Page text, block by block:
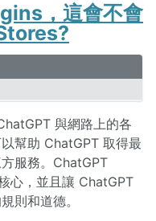
，這會不會
與網路上的各
幫助 ChatGPT 取得最
服務。ChatGPT
心，並且讓 ChatGPT
則和道德。